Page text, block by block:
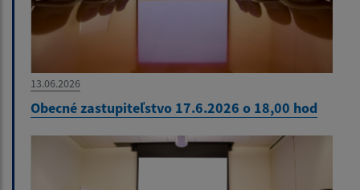
13.06.2026
Obecné zastupiteľstvo 17.6.2026 o 18,00 hod